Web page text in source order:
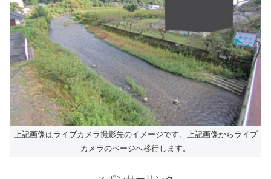
上記画像はライブカメラ撮影先のイメージです。上記画像からライブ
カメラのページへ移行します。